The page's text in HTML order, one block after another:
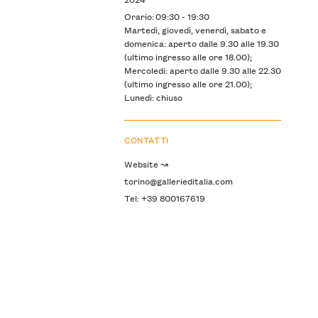
Orario: 09:30 - 19:30
Martedì, giovedì, venerdì, sabato e
domenica: aperto dalle 9.30 alle 19.30
(ultimo ingresso alle ore 18.00);
Mercoledi: aperto dalle 9.30 alle 22.30
(ultimo ingresso alle ore 21.00);
Lunedì: chiuso
CONTATTI
Website ↝
torino@gallerieditalia.com
Tel: +39 800167619